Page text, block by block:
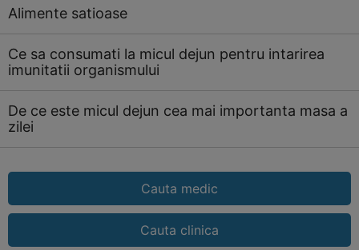
Alimente satioase
Ce sa consumati la micul dejun pentru intarirea
imunitatii organismului
De ce este micul dejun cea mai importanta masa a
zilei
Cauta medic
Cauta clinica